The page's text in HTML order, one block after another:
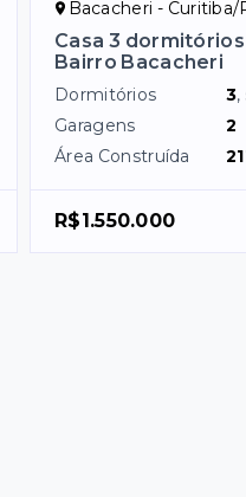
Bacacheri - Curitiba/
Casa 3
Bairro Bacacheri
Dormitórios 3
Garagens
2
Área Construída
R$1.550.000